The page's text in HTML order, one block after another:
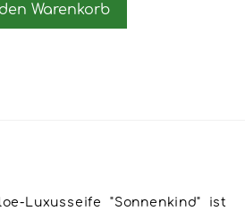
Warenkorb
Luxusseife "Sonnenkind" ist